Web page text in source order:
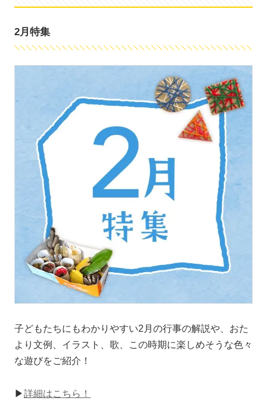
2月特集
子どもたちにもわかりやすい2月の行事の解説や、おた
より文例、イラスト、歌、この時期に楽しめそうな色々
な遊びをご紹介！
▶詳細はこちら！